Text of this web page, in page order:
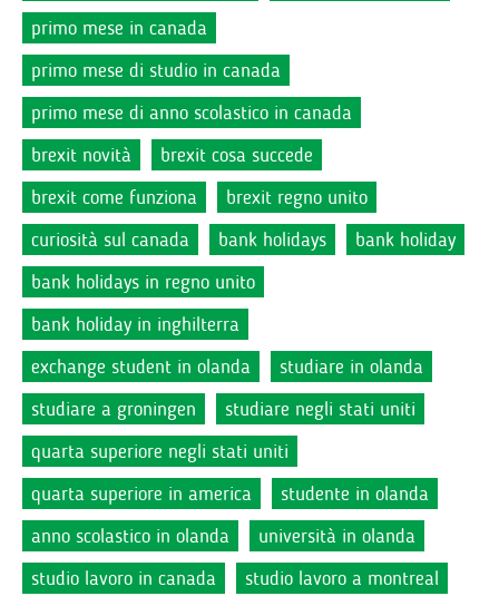
primo mese in canada
primo mese di studio in canada
primo mese di anno scolastico in canada
brexit novità
brexit cosa succede
brexit come funziona
brexit regno unito
curiosità sul canada
bank holidays
bank holiday
bank holidays in regno unito
bank holiday in inghilterra
exchange student in olanda
studiare in olanda
studiare a groningen
studiare negli stati uniti
quarta superiore negli stati uniti
quarta superiore in america
studente in olanda
anno scolastico in olanda
università in olanda
studio lavoro in canada
studio lavoro a montreal